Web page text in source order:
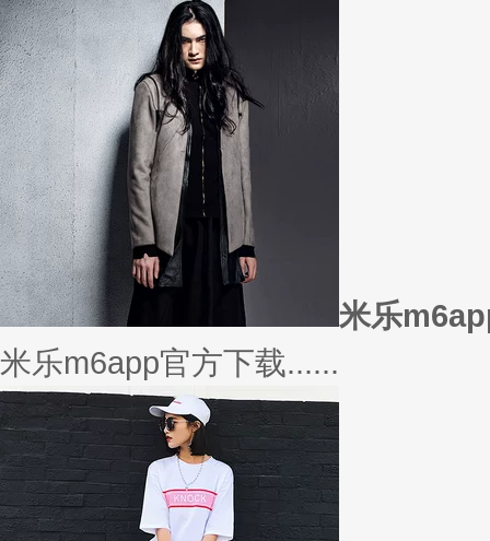
美丽的衣服对于穿衣打扮的重要
或......